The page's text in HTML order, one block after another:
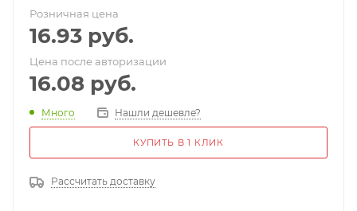
Розничная цена
16.93 руб.
Цена после авторизации
16.08 руб.
Много Нашли дешевле?
КУПИТЬ В 1 КЛИК
Рассчитать доставку